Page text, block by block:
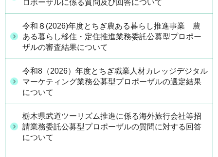
ロポーザルに係る質問及び回答について
令和８(2026)年度とちぎ農ある暮らし推進事業 農
ある暮らし移住・定住推進業務委託公募型プロポー
ザルの審査結果について
令和8（2026）年度とちぎ職業人材カレッジデジタル
マーケティング業務公募型プロポーザルの選定結果
について
栃木県武道ツーリズム推進に係る海外旅行会社等招
請業務委託公募型プロポーザルの質問に対する回答
について